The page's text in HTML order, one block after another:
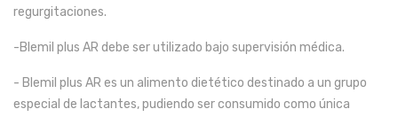
regurgitaciones.
-Blemil plus AR debe ser utilizado bajo supervisión médica.
- Blemil plus AR es un alimento dietético destinado a un grupo
especial de lactantes, pudiendo ser consumido como única